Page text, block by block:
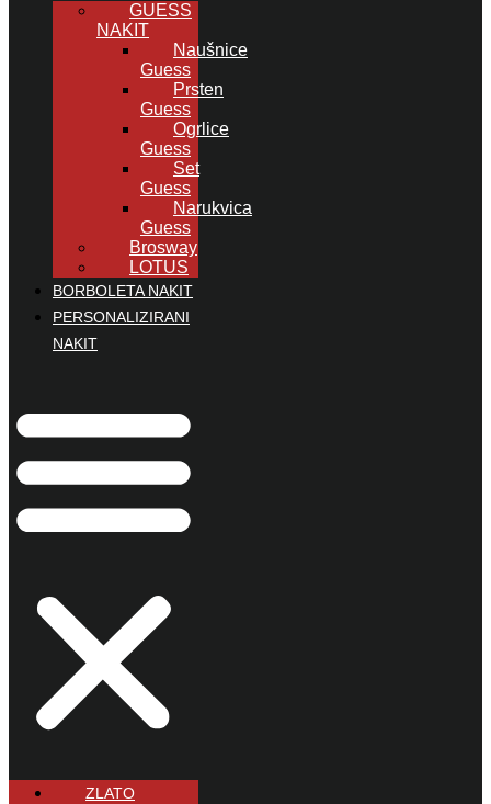
GUESS
NAKIT
Naušnice
Guess
Prsten
Guess
Ogrlice
Guess
Set
Guess
Narukvica
Guess
Brosway
LOTUS
BORBOLETA NAKIT
PERSONALIZIRANI
NAKIT
ZLATO